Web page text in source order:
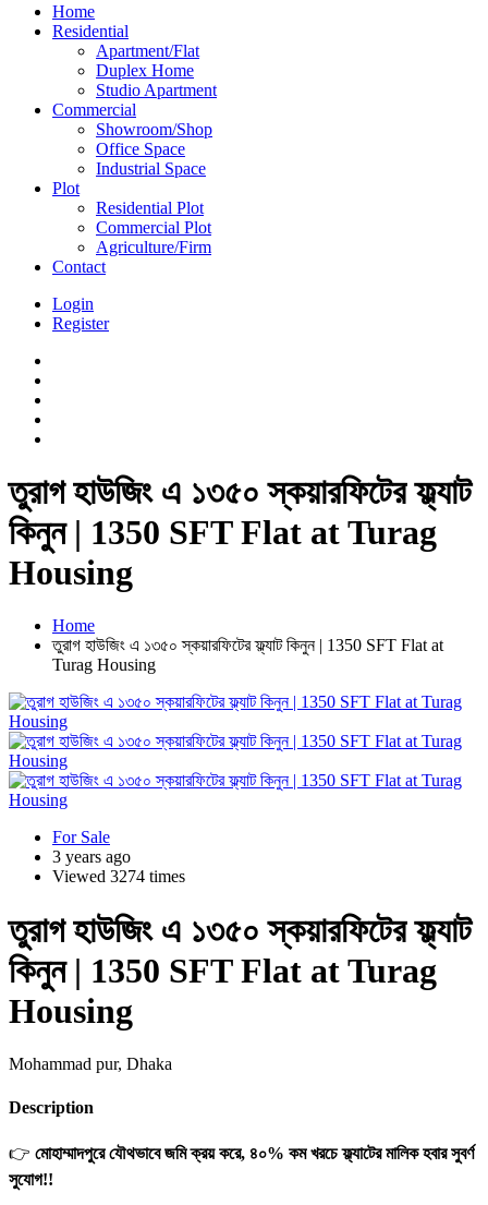
Home
Residential
Apartment/Flat
Duplex Home
Studio Apartment
Commercial
Showroom/Shop
Office Space
Industrial Space
Plot
Residential Plot
Commercial Plot
Agriculture/Firm
Contact
Login
Register
তুরাগ হাউজিং এ ১৩৫০ স্কয়ারফিটের ফ্ল্যাট
কিনুন | 1350 SFT Flat at Turag
Housing
Home
তুরাগ হাউজিং এ ১৩৫০ স্কয়ারফিটের ফ্ল্যাট কিনুন | 1350 SFT Flat at
Turag Housing
For Sale
3 years ago
Viewed 3274 times
তুরাগ হাউজিং এ ১৩৫০ স্কয়ারফিটের ফ্ল্যাট
কিনুন | 1350 SFT Flat at Turag
Housing
Mohammad pur, Dhaka
Description
👉 মোহাম্মাদপুরে যৌথভাবে জমি ক্রয় করে, ৪০% কম খরচে ফ্ল্যাটের মালিক হবার সুবর্ণ
সুযোগ!!